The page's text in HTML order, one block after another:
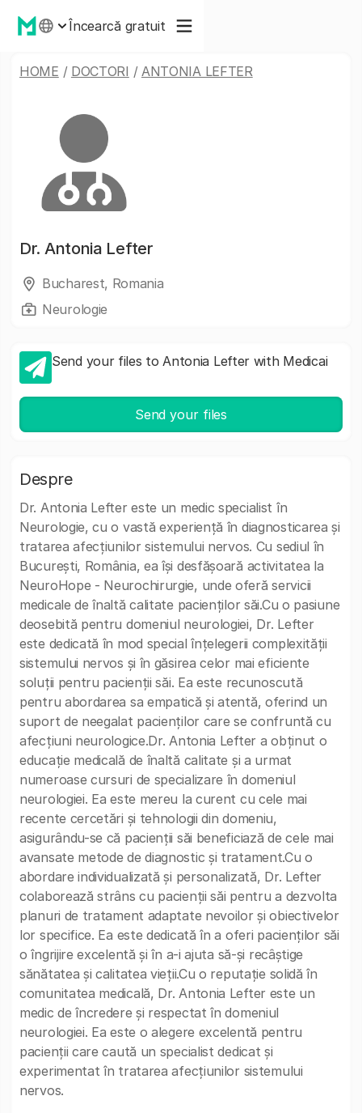
Încearcă gratuit
HOME / DOCTORI / ANTONIA LEFTER
Dr. Antonia Lefter
Bucharest, Romania
Neurologie
Send your files to Antonia Lefter with Medicai
Send your files
Despre
Dr. Antonia Lefter este un medic specialist în
Neurologie, cu o vastă experiență în diagnosticarea și
tratarea afecțiunilor sistemului nervos. Cu sediul în
București, România, ea își desfășoară activitatea la
NeuroHope - Neurochirurgie, unde oferă servicii
medicale de înaltă calitate pacienților săi.Cu o pasiune
deosebită pentru domeniul neurologiei, Dr. Lefter
este dedicată în mod special înțelegerii complexității
sistemului nervos și în găsirea celor mai eficiente
soluții pentru pacienții săi. Ea este recunoscută
pentru abordarea sa empatică și atentă, oferind un
suport de neegalat pacienților care se confruntă cu
afecțiuni neurologice.Dr. Antonia Lefter a obținut o
educație medicală de înaltă calitate și a urmat
numeroase cursuri de specializare în domeniul
neurologiei. Ea este mereu la curent cu cele mai
recente cercetări și tehnologii din domeniu,
asigurându-se că pacienții săi beneficiază de cele mai
avansate metode de diagnostic și tratament.Cu o
abordare individualizată și personalizată, Dr. Lefter
colaborează strâns cu pacienții săi pentru a dezvolta
planuri de tratament adaptate nevoilor și obiectivelor
lor specifice. Ea este dedicată în a oferi pacienților săi
o îngrijire excelentă și în a-i ajuta să-și recâștige
sănătatea și calitatea vieții.Cu o reputație solidă în
comunitatea medicală, Dr. Antonia Lefter este un
medic de încredere și respectat în domeniul
neurologiei. Ea este o alegere excelentă pentru
pacienții care caută un specialist dedicat și
experimentat în tratarea afecțiunilor sistemului
nervos.